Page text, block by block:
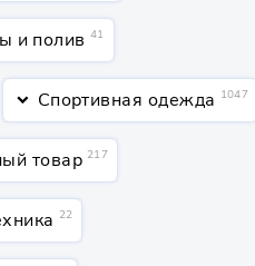
и полив 41
keyboard_arrow_down Спортивная одежда 1047
товар 217
22